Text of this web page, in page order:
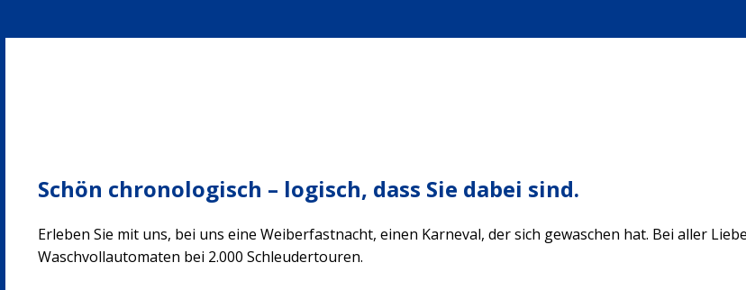
Schön chronologisch – logisch, dass Sie dabei sind.
Erleben Sie mit uns, bei uns eine Weiberfastnacht, einen Karneval, der sich gewaschen hat. Bei aller
Waschvollautomaten bei 2.000 Schleudertouren.